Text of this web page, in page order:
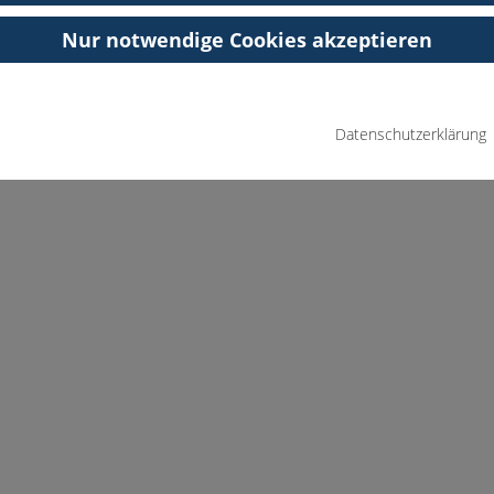
Nur notwendige Cookies akzeptieren
Datenschutzerklärung